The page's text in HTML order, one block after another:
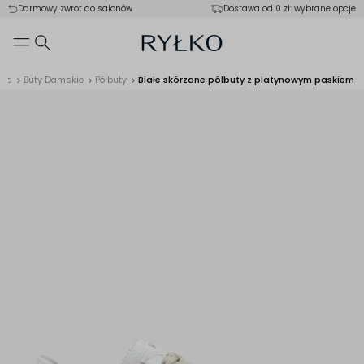
Darmowy zwrot do salonów Dostawa od 0 zł: wybrane opcje
Buty Damskie Półbuty Białe skórzane półbuty z platynowym paskiem